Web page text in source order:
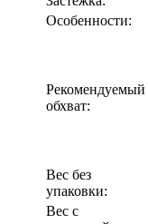
Особенности:
Рекомендуемый
обхват:
Вес без
упаковки:
Вес с